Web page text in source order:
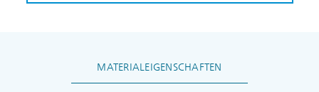
MATERIALEIGENSCHAFTEN